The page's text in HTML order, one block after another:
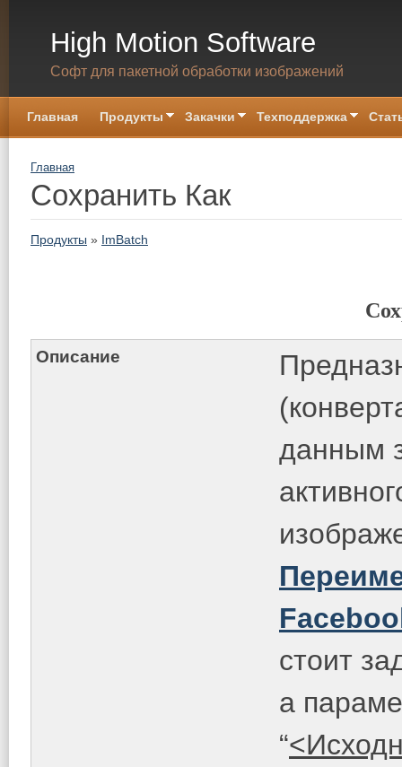
High Motion Software
Софт для пакетной обработки изображений
Главная Продукты Закачки Техподдержка
You are here
Главная
Сохранить Как
Продукты » ImBatch
Описание
данным
стоит
а
“